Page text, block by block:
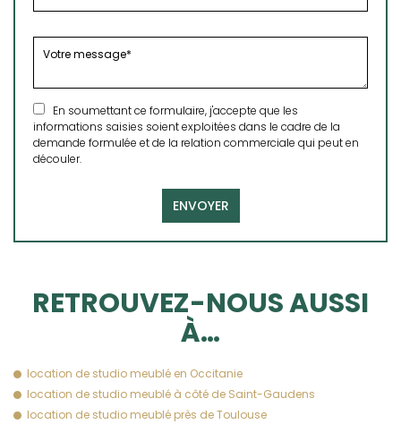
En soumettant ce formulaire, j'accepte que les
informations saisies soient exploitées dans le cadre de la
demande formulée et de la relation commerciale qui peut en
découler.
RETROUVEZ-NOUS AUSSI
À…
location de studio meublé en Occitanie
location de studio meublé à côté de Saint-Gaudens
location de studio meublé près de Toulouse